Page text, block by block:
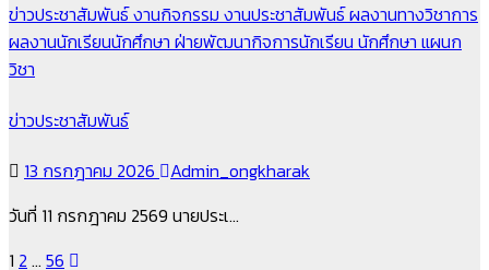
ข่าวประชาสัมพันธ์งานกิจกรรม งานประชาสัมพันธ์ผลงานทางวิชาการ
ผลงานนักเรียนนักศึกษา ฝ่ายพัฒนากิจการนักเรียน นักศึกษา แผนก
วิชา
ข่าวประชาสัมพันธ์
13 กรกฎาคม 2026
Admin_ongkharak
วันที่ 11 กรกฎาคม 2569 นายประเ…
1 2 … 56